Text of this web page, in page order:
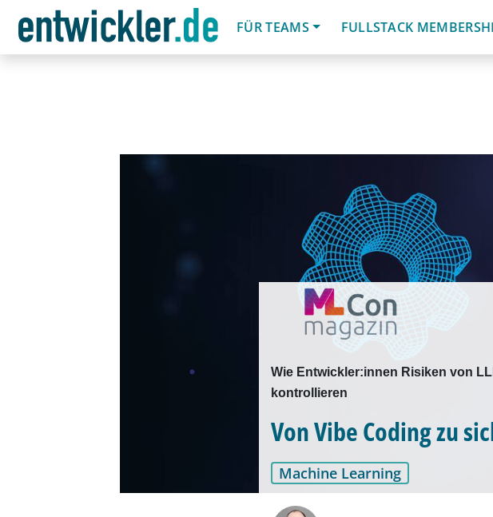
FÜR TEAMS
FULLSTACK
Wie Entwickler:innen Risiken von
kontrollieren
Von Vibe Coding zu
Machine Learning